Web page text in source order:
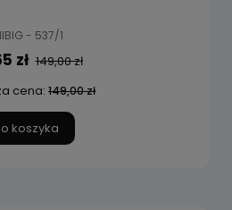
- 537/1
zł 149,00 zł
cena: 149,00 zł
koszyka